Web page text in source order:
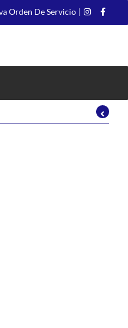
Orden De Servicio |